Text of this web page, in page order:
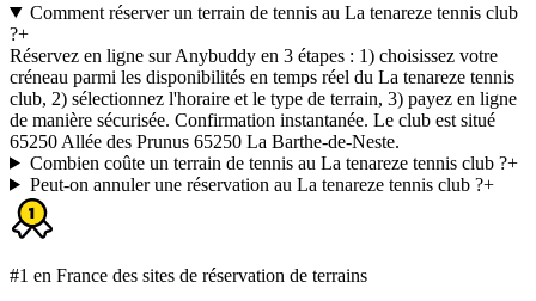
Comment réserver un terrain de tennis au La tenareze tennis club
?+
Réservez en ligne sur Anybuddy en 3 étapes : 1) choisissez votre
créneau parmi les disponibilités en temps réel du La tenareze tennis
club, 2) sélectionnez l'horaire et le type de terrain, 3) payez en ligne
de manière sécurisée. Confirmation instantanée. Le club est situé
65250 Allée des Prunus 65250 La Barthe-de-Neste.
Combien coûte un terrain de tennis au La tenareze tennis club ?+
Peut-on annuler une réservation au La tenareze tennis club ?+
#1 en France des sites de réservation de terrains